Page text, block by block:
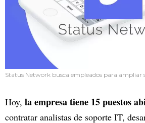
Status Network busca empleados para ampliar
Hoy, la empresa tiene 15 puestos
contratar analistas de soporte IT,